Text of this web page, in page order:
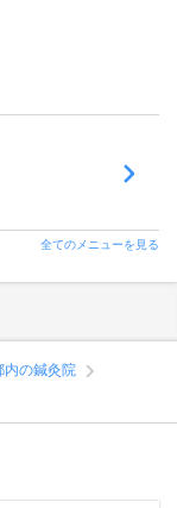
全てのメニューを見る
内の鍼灸院